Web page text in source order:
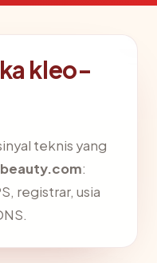
kleo-
teknis yang
:
registrar, usia